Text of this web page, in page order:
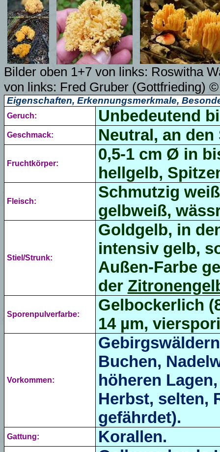
Bilder oben 1+7 von links: Roswitha
von links: Fred Gruber (Gottfrieding) ©
Eigenschaften, Erkennungsmerkmale,
Geruch: Unbedeutend
Geschmack: Neutral, an
Fruchtkörper:
0,5-1 cm Ø in
hellgelb,
Fleisch:
Schmutzig
gelbweiß,
Stiel/Strunk:
Goldgelb, in
intensiv gelb,
Außen-Farbe
der
Sporenpulverfarbe:
Gelbockerlich
14 µm,
Vorkommen:
Buchen,
höheren
Herbst, selten,
gefährdet).
Gattung: Korallen.